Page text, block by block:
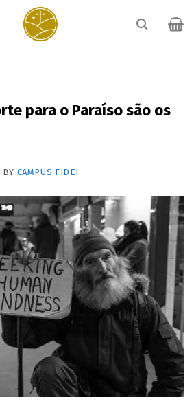
para o Paraíso são os
BY CAMPUS FIDEI